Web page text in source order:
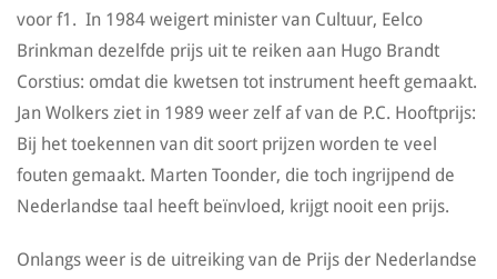
voor f1. In 1984 weigert minister van Cultuur, Eelco
Brinkman dezelfde prijs uit te reiken aan Hugo Brandt
Corstius: omdat die kwetsen tot instrument heeft gemaakt.
Jan Wolkers ziet in 1989 weer zelf af van de P.C. Hooftprijs:
Bij het toekennen van dit soort prijzen worden te veel
fouten gemaakt. Marten Toonder, die toch ingrijpend de
Nederlandse taal heeft beïnvloed, krijgt nooit een prijs.
Onlangs weer is de uitreiking van de Prijs der Nederlandse